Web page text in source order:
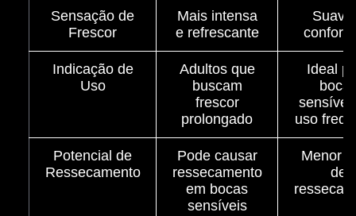
Sensação de
Frescor
Mais intensa
e refrescante
Suave
Indicação de
Uso
Adultos que
buscam
frescor
prolongado
Ideal
uso
Potencial de
Ressecamento
Pode causar
ressecamento
em bocas
sensíveis
Menor
de